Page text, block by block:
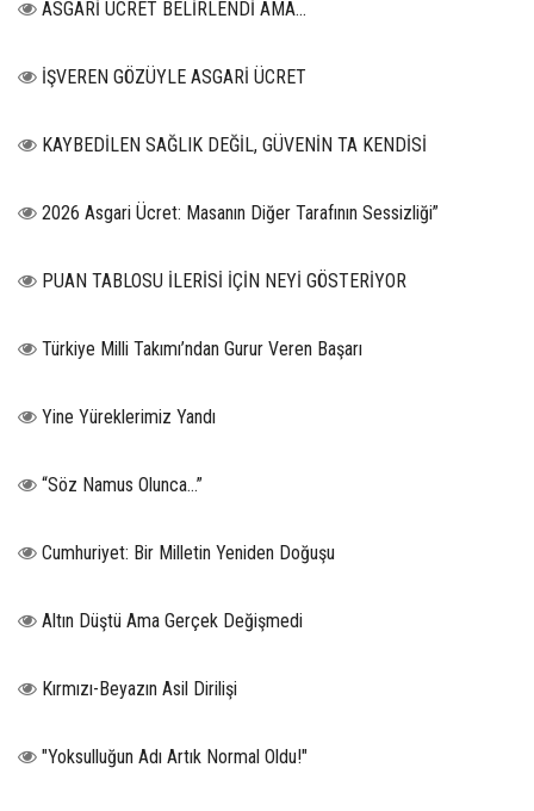
ASGARİ UCRET BELİRLENDİ AMA...
İŞVEREN GÖZÜYLE ASGARİ ÜCRET
KAYBEDİLEN SAĞLIK DEĞİL, GÜVENİN TA KENDİSİ
2026 Asgari Ücret: Masanın Diğer Tarafının Sessizliği”
PUAN TABLOSU İLERİSİ İÇİN NEYİ GÖSTERİYOR
Türkiye Milli Takımı’ndan Gurur Veren Başarı
Yine Yüreklerimiz Yandı
“Söz Namus Olunca…”
Cumhuriyet: Bir Milletin Yeniden Doğuşu
Altın Düştü Ama Gerçek Değişmedi
Kırmızı-Beyazın Asil Dirilişi
"Yoksulluğun Adı Artık Normal Oldu!"